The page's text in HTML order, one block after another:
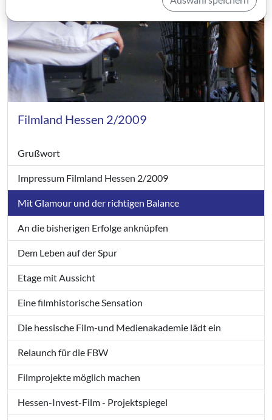
Filmland Hessen 2/2009
Grußwort
Impressum Filmland Hessen 2/2009
Mit Glamour und der richtigen Balance
An die bisherigen Erfolge anknüpfen
Dem Leben auf der Spur
Etage mit Aussicht
Eine filmhistorische Sensation
Die hessische Film-und Medienakademie lädt ein
Relaunch für die FBW
Filmprojekte möglich machen
Hessen-Invest-Film - Projektspiegel